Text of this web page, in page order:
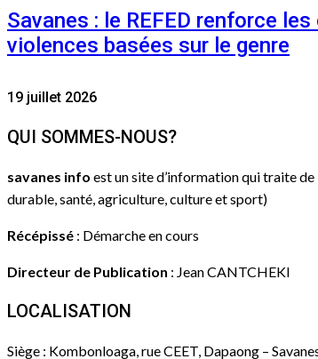
Savanes : le REFED renforce
violences basées sur le genre
19 juillet 2026
QUI SOMMES-NOUS?
savanes info est un site d’information qui traite
durable, santé, agriculture, culture et sport)
Récépissé : Démarche en cours
Directeur de Publication : Jean CANTCHEKI
LOCALISATION
Siège : Kombonloaga, rue CEET, Dapaong –